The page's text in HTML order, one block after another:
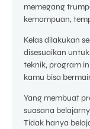
memegang
kemampuan,
Kelas dilakukan
disesuaikan
teknik, program
kamu bisa
Yang membuat
suasana
Tidak hanya